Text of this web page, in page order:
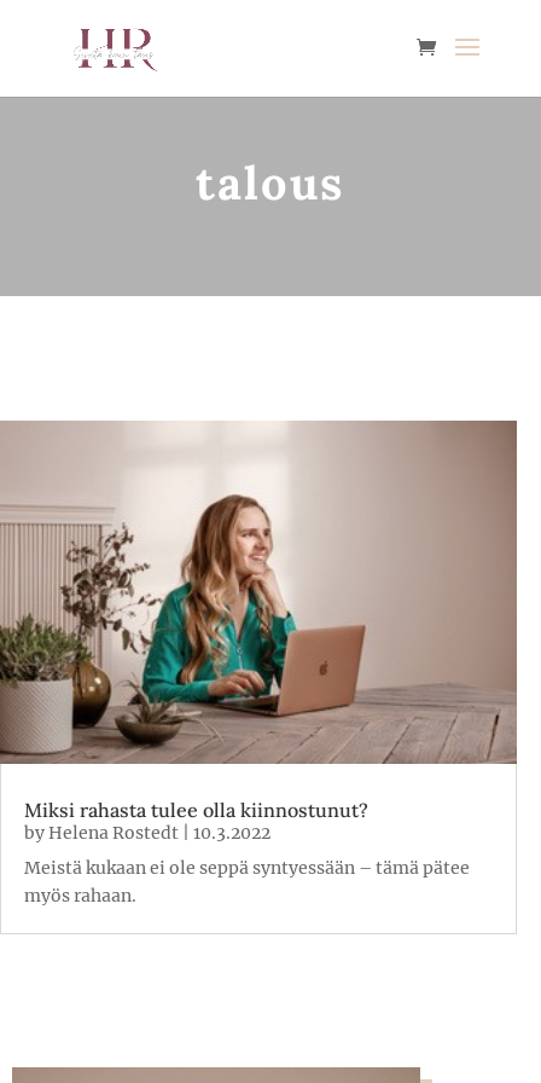
talous
Miksi rahasta tulee olla kiinnostunut?
byHelena Rostedt
10.3.2022
Meistä kukaan ei ole seppä syntyessään – tämä pätee
myös rahaan.